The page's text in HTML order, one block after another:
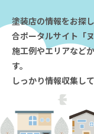
塗装店の情報をお探
合ポータルサイト「
施工例やエリアなど
す。
しっかり情報収集し